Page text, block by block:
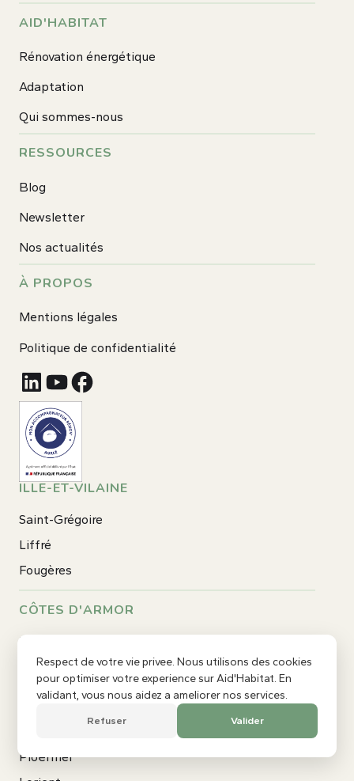
RÉNOVATION ÉNERGÉTIQUE
AID'HABITAT
Rénovation énergétique
Adaptation
Qui sommes-nous
RESSOURCES
Blog
Newsletter
Nos actualités
À PROPOS
Mentions légales
Politique de confidentialité
ILLE-ET-VILAINE
Saint-Grégoire
Liffré
Fougères
CÔTES D'ARMOR
Dinan
Lamballe
Saint-Brieuc
MORBIHAN
Ploërmel
Respect de votre vie privee. Nous utilisons des cookies
pour optimiser votre experience sur Aid'Habitat. En
validant, vous nous aidez a ameliorer nos services.
Refuser Valider